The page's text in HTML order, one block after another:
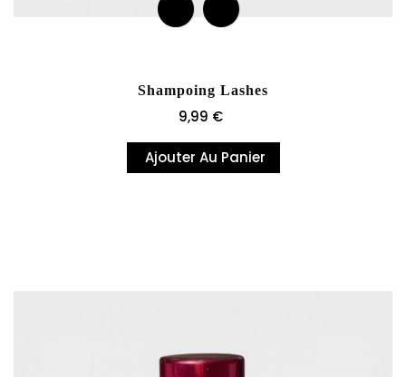
Shampoing Lashes
Prix
9,99 €
Ajouter Au Panier